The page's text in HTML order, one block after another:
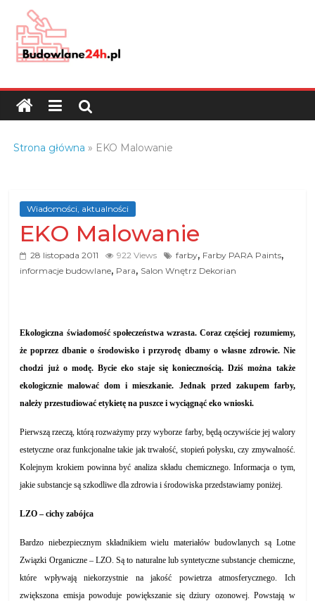
content
Budowlane24h.pl
portal
budowlany
branży
budowlanej
Strona główna » EKO Malowanie
Wiadomości, aktualności
EKO Malowanie
28 listopada 2011 922 Views farby, Farby PARA Paints,
informacje budowlane, Para, Salon Wnętrz Dekorian
Ekologiczna świadomość społeczeństwa wzrasta. Coraz częściej rozumiemy,
że poprzez dbanie o środowisko i przyrodę dbamy o własne zdrowie. Nie
chodzi już o modę. Bycie eko staje się koniecznością. Dziś można także
ekologicznie malować dom i mieszkanie. Jednak przed zakupem farby,
należy przestudiować etykietę na puszce i wyciągnąć eko wnioski.
Pierwszą rzeczą, którą rozważymy przy wyborze farby, będą oczywiście jej walory
estetyczne oraz funkcjonalne takie jak trwałość, stopień połysku, czy zmywalność.
Kolejnym krokiem powinna być analiza składu chemicznego. Informacja o tym,
jakie substancje są szkodliwe dla zdrowia i środowiska przedstawiamy poniżej.
LZO – cichy zabójca
Bardzo niebezpiecznym składnikiem wielu materiałów budowlanych są Lotne
Związki Organiczne – LZO. Są to naturalne lub syntetyczne substancje chemiczne,
które wpływają niekorzystnie na jakość powietrza atmosferycznego. Ich
zwiększona emisja powoduje powiększanie się dziury ozonowej. Powstają w